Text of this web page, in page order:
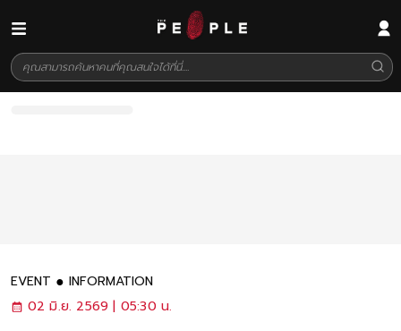
EVENT
INFORMATION
02 มิ.ย. 2569 | 05:30 น.